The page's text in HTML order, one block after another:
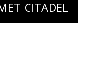
CITADEL